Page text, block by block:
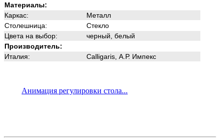
Материалы:
Каркас:
Металл
Столешница:
Стекло
Цвета на выбор:
черный, белый
Производитель:
Италия:
Calligaris , А.Р. Импекс
Анимация регулировки стола...